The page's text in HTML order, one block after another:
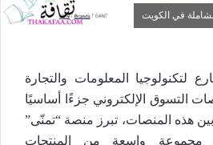
في الكويت
لتكنولوجيا المعلومات والتجارة
التسوق الإلكتروني جزءًا أساسيًا
هذه المنصات، تبرز منصة “تمنّى”
مجموعة واسعة من المنتجات